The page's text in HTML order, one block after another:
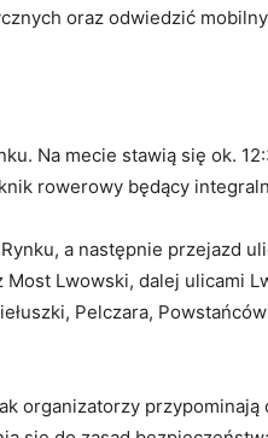
oraz odwiedzić
Na mecie stawią się ok.
rowerowy będący
a następnie przejazd
Lwowski, dalej ulicami
Pelczara,
organizatorzy